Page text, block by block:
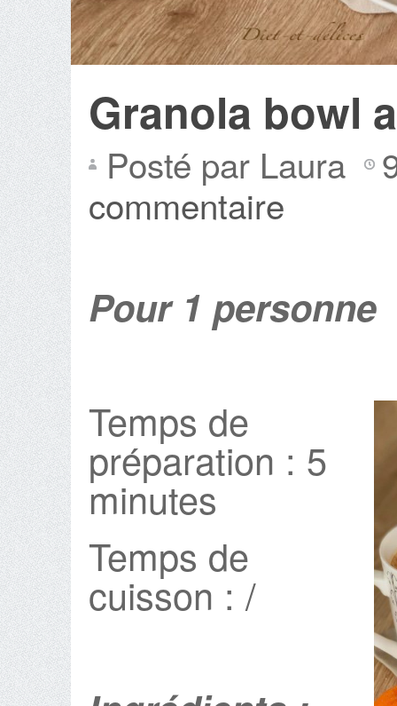
Granola bowl
Posté par Laura
commentaire
Pour 1 personne
Temps de
préparation : 5
minutes
Temps de
cuisson : /